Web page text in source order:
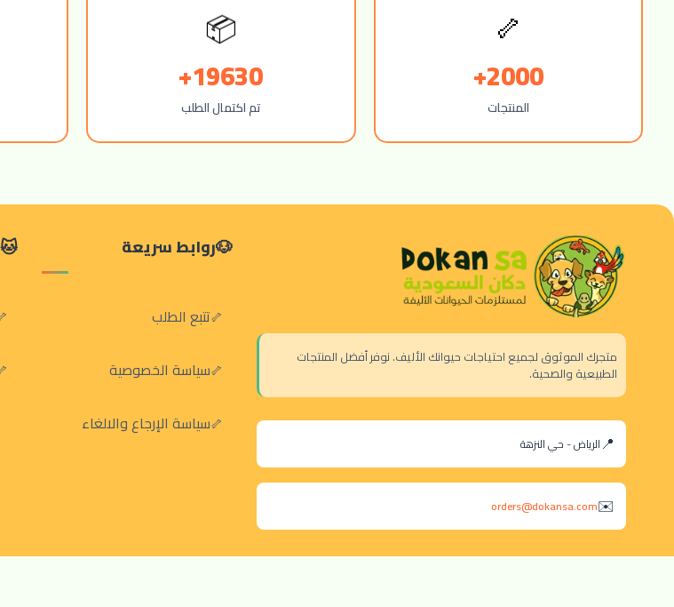
🦴
2000+
المنتجات
📦
19630+
تم اكتمال الطلب
متجرك الموثوق لجميع احتياجات حيوانك الأليف. نوفر أفضل المنتجات
الطبيعية والصحية.
الرياض - حي النزهة
orders@dokansa.com
روابط سريعة
تتبع الطلب
سياسة الخصوصية
سياسة الإرجاع والالغاء